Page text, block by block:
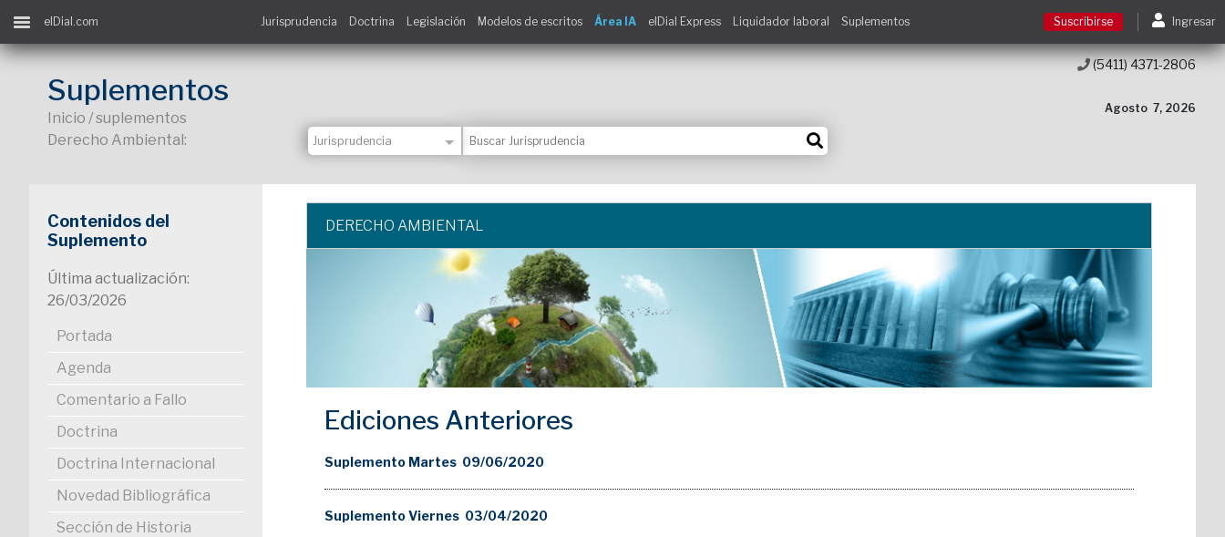
Suscribirse
Contacto
elDial.com Jurisprudencia Doctrina Legislación Modelos de escritos Área IA elDial Express Liquidador laboral Suplementos Suscribirse Ingresar
Suplementos
Inicio / suplementos
Derecho Ambiental:
Agosto 7, 2026
(5411) 4371-2806
Contenidos del
Suplemento
Última actualización:
26/03/2026
Portada
Agenda
Comentario a Fallo
Doctrina
Doctrina Internacional
Novedad Bibliográfica
Sección de Historia
DERECHO AMBIENTAL
Ediciones Anteriores
Suplemento Martes 09/06/2020
Suplemento Viernes 03/04/2020